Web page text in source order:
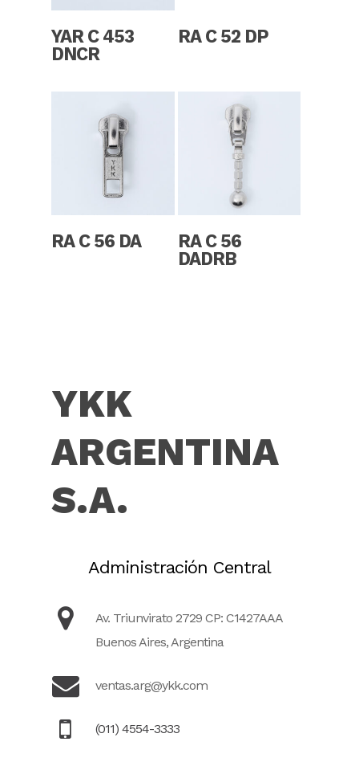
Read More
YAR C 453
DNCR
Read More
RA C 52 DP
RA C 56 DA
RA C 56
DADRB
YKK
ARGENTINA
S.A.
Administración Central
Av. Triunvirato 2729 CP: C1427AAA
Buenos Aires, Argentina
ventas.arg@ykk.com
(011) 4554-3333